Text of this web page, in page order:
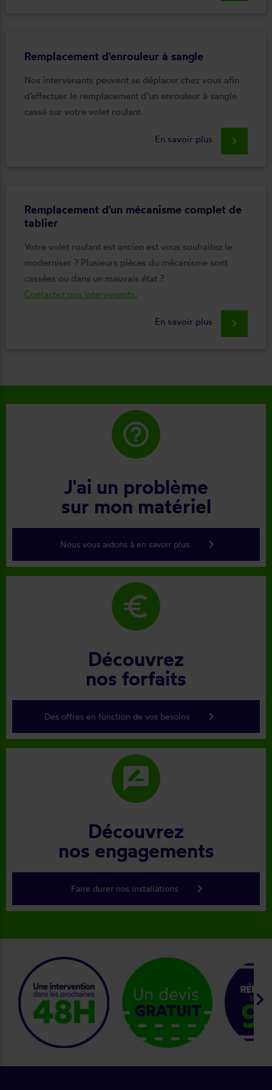
Remplacement d'enrouleur à sangle
Nos intervenants peuvent se déplacer chez vous afin
d’effectuer le remplacement d’un enrouleur à sangle
cassé sur votre volet roulant.
En savoir plus keyboard_arrow_right
Remplacement d'un mécanisme complet de
tablier
Votre volet roulant est ancien est vous souhaitez le
moderniser ? Plusieurs pièces du mécanisme sont
cassées ou dans un mauvais état ?
Contactez nos intervenants.
En savoir plus keyboard_arrow_right
help_outline
J'ai un problème
sur mon matériel
Nous vous aidons à en savoir plus keyboard_arrow_right
euro
Découvrez
nos forfaits
Des offres en fonction de vos besoins keyboard_arrow_right
rate_review
Découvrez
nos engagements
Faire durer nos installations keyboard_arrow_right
keyboard_arrow_right